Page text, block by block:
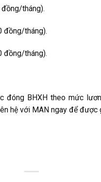
tháng).
đồng/tháng).
đồng/tháng).
đóng BHXH theo mức
hệ với MAN ngay để